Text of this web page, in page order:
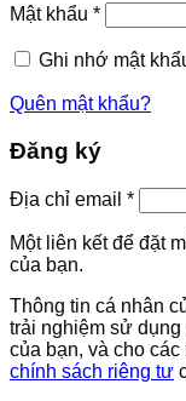
Mật khẩu *Bắt
buộc
Ghi nhớ mật
Quên mật khẩu?
Đăng ký
Địa chỉ email *Bắt
buộc
Một liên kết để đặt
của bạn.
Thông tin cá nhân
trải nghiệm sử
của bạn, và cho
chính sách riêng tư